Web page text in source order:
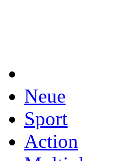
Neue
Sport
Action